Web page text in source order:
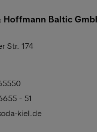
Hoffmann Baltic
Str. 174
- 51
kiel.de